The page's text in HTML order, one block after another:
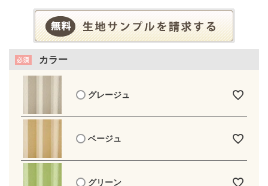
カラー
グレージュ
ベージュ
グリーン